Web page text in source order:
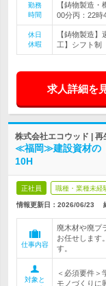
勤務
時間
【鋳物製造
00分丙：22時
休日
休暇
【鋳物製造
工】シフト制
求人詳細を
株式会社エコウッド |
≪福岡≫建設資材の
10H
正社員 職種・業種未経
情報更新日：2026/06/23
仕事内容
廃木材や廃プ
お任せします
す。
対象と
＜必須要件＞
モノづくりに